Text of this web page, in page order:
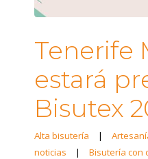
Tenerife
estará
Bisutex
Alta bisutería |
noticias
| Bisutería con